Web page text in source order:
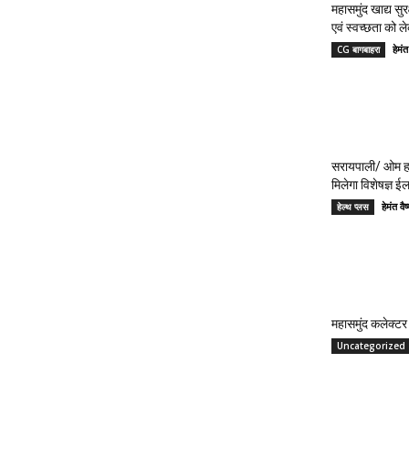
महासमुंद खाद्य
एवं स्वच्छता को
CG बागबाहरा
सरायपाली/ ओम
मिलेगा विशेषज्ञ
हेल्थ प्लस हेमंत
महासमुंद कलेक्टर
Uncategorized